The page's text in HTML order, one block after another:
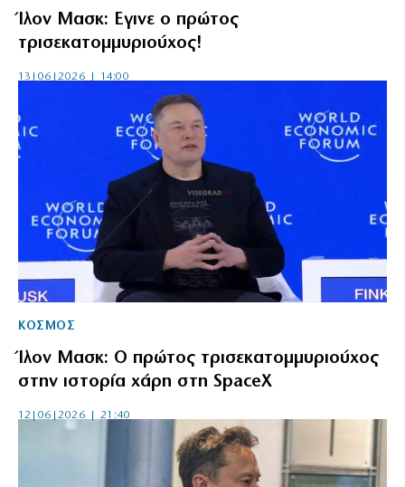
Ίλον Μασκ: Εγινε ο πρώτος
τρισεκατομμυριούχος!
13|06|2026 | 14:00
ΚΟΣΜΟΣ
Ίλον Μασκ: Ο πρώτος τρισεκατομμυριούχος
στην ιστορία χάρη στη SpaceX
12|06|2026 | 21:40